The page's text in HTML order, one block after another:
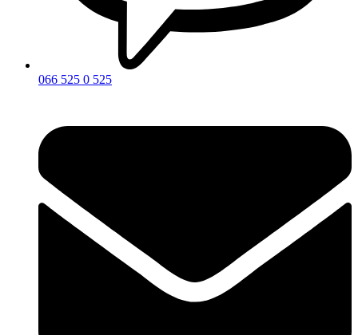
066 525 0 525